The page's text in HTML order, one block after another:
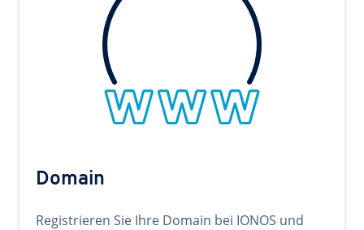
Domain
Registrieren Sie Ihre Domain bei IONOS und